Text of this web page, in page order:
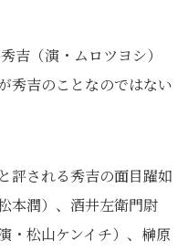
吉（演・ムロツヨシ）
秀吉のことなのではない
評される秀吉の面目躍如
本潤）、酒井左衛門尉
・松山ケンイチ）、榊原